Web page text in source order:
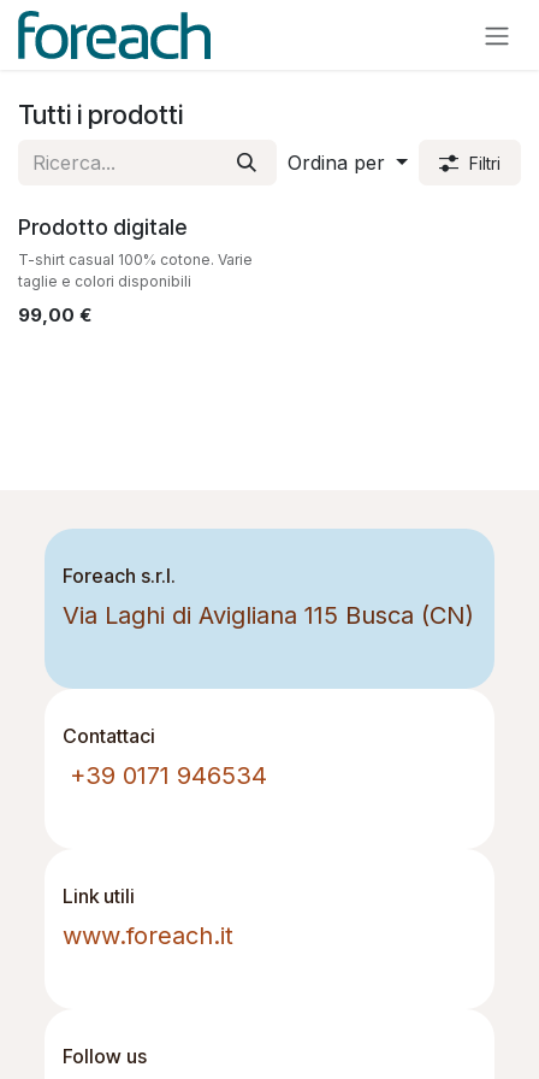
Passa al contenuto
Tutti i prodotti
Ordina per Filtri
Prodotto digitale
T-shirt casual 100% cotone. Varie
taglie e colori disponibili
99,00 €
Foreach s.r.l.
Via Laghi di Avigliana 115 Busca (CN)
Contattaci
+39 0171 946534
Link utili
www.foreach.it
Follow us